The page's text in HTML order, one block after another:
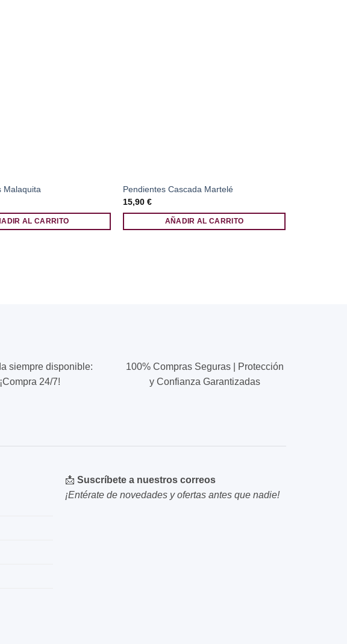
Malaquita
AL CARRITO
Pendientes Cascada Martelé
15,90 €
AÑADIR AL CARRITO
siempre disponible:
¡Compra 24/7!
100% Compras Seguras | Protección
y Confianza Garantizadas
📩 Suscríbete a nuestros correos
¡Entérate de novedades y ofertas antes que nadie!